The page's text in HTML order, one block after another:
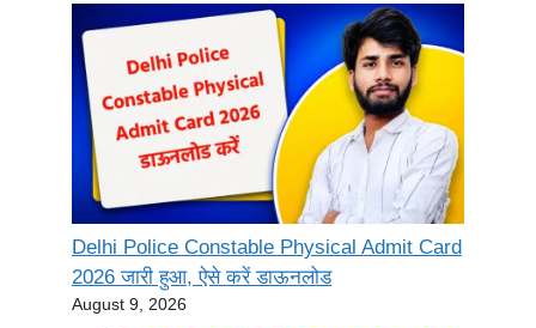
Delhi Police Constable Physical Admit Card
2026 जारी हुआ, ऐसे करें डाऊनलोड
August 9, 2026